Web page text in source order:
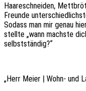
Haareschneiden,
Freunde
Sodass man mir genau
stellte „wann machste
selbstständig?“
„Herr Meier | Wohn- und